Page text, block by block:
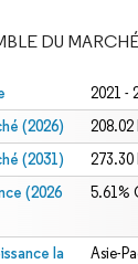
DU
2021 -
(2026) 208.02
(2031) 273.30
(2026
5.61%
la
Asie-